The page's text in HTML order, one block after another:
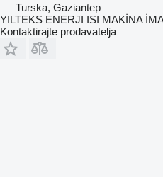
Turska, Gaziantep
YILTEKS ENERJI ISI MAKİNA
Kontaktirajte prodavatelja